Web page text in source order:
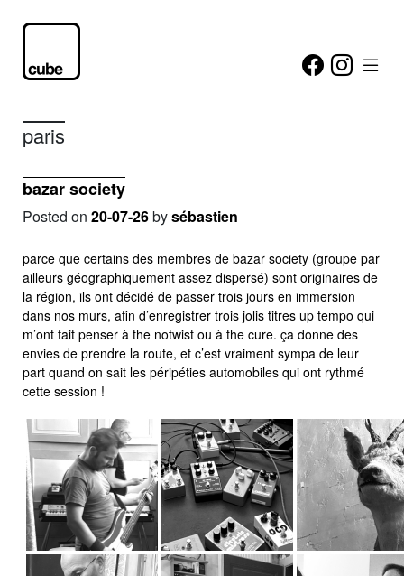
paris
bazar society
Posted on 20-07-26bysébastien
parce que certains des membres de bazar society (groupe par
ailleurs géographiquement assez dispersé) sont originaires de
la région, ils ont décidé de passer trois jours en immersion
dans nos murs, afin d’enregistrer trois jolis titres up tempo qui
m’ont fait penser à the notwist ou à the cure. ça donne des
envies de prendre la route, et c’est vraiment sympa de leur
part quand on sait les péripéties automobiles qui ont rythmé
cette session !